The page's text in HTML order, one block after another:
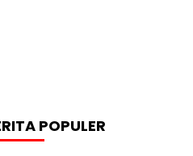
POPULER